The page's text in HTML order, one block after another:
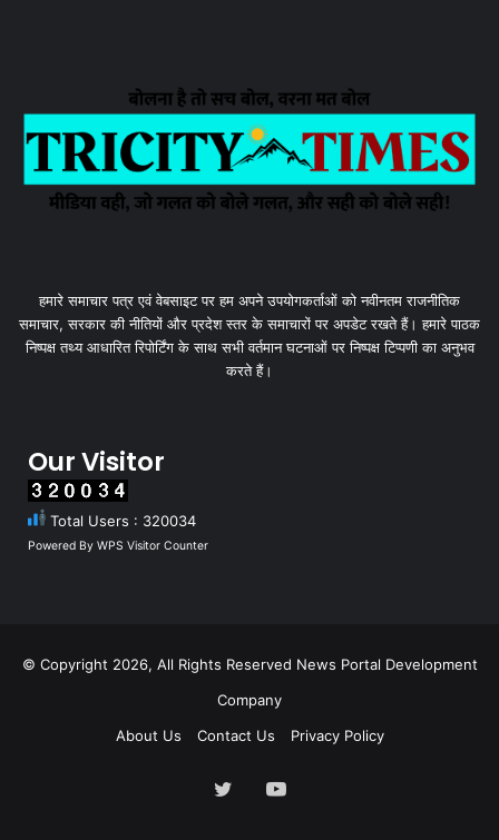
हमारे समाचार पत्र एवं वेबसाइट पर हम अपने उपयोगकर्ताओं को नवीनतम राजनीतिक
समाचार, सरकार की नीतियों और प्रदेश स्तर के समाचारों पर अपडेट रखते हैं। हमारे पाठक
निष्पक्ष तथ्य आधारित रिपोर्टिंग के साथ सभी वर्तमान घटनाओं पर निष्पक्ष टिप्पणी का अनुभव
करते हैं।
Our Visitor
Total Users : 320034
Powered By WPS Visitor Counter
© Copyright 2026, All Rights Reserved News Portal Development
Company
About Us
Contact Us Privacy Policy
TwitterYouTube